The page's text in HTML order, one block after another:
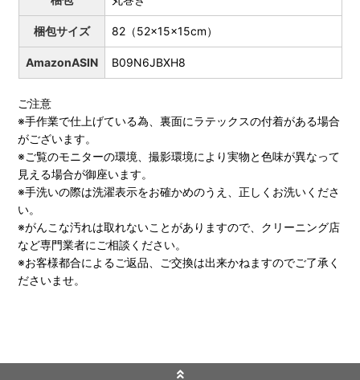
梱包サイズ 82（52x15x15cm）
AmazonASIN B09N6JBXH8
ご注意
※手作業で仕上げている為、裏面にラテックスの付着がある場合
がございます。
※ご覧のモニターの環境、撮影環境により実物と色味が異なって
見える場合が御座います。
※手洗いの際は洗濯表示をお確かめのうえ、正しくお洗いくださ
い。
※がんこな汚れは取れないことがありますので、クリーニング店
など専門業者にご相談ください。
※お客様都合によるご返品、ご交換は出来かねますのでご了承く
ださいませ。